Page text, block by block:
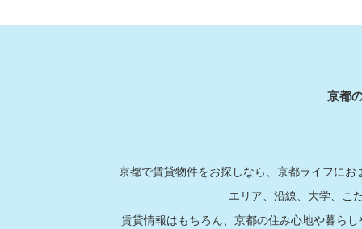
京都
京都で賃貸物件をお探しなら、京都ライフに
エリア、沿線、大学、こ
賃貸情報はもちろん、京都の住み心地や暮ら